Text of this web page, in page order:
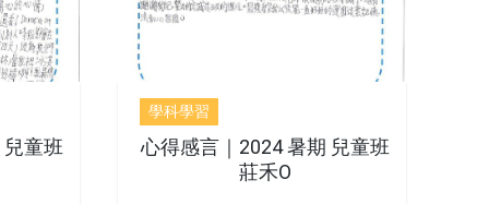
童班
學科學習
心得感言｜2024 暑期 兒童班
莊禾O